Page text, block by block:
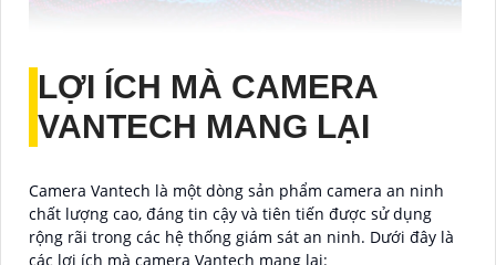
LỢI ÍCH MÀ CAMERA
VANTECH MANG LẠI
Camera Vantech là một dòng sản phẩm camera an ninh
chất lượng cao, đáng tin cậy và tiên tiến được sử dụng
rộng rãi trong các hệ thống giám sát an ninh. Dưới đây là
các lợi ích mà camera Vantech mang lại: